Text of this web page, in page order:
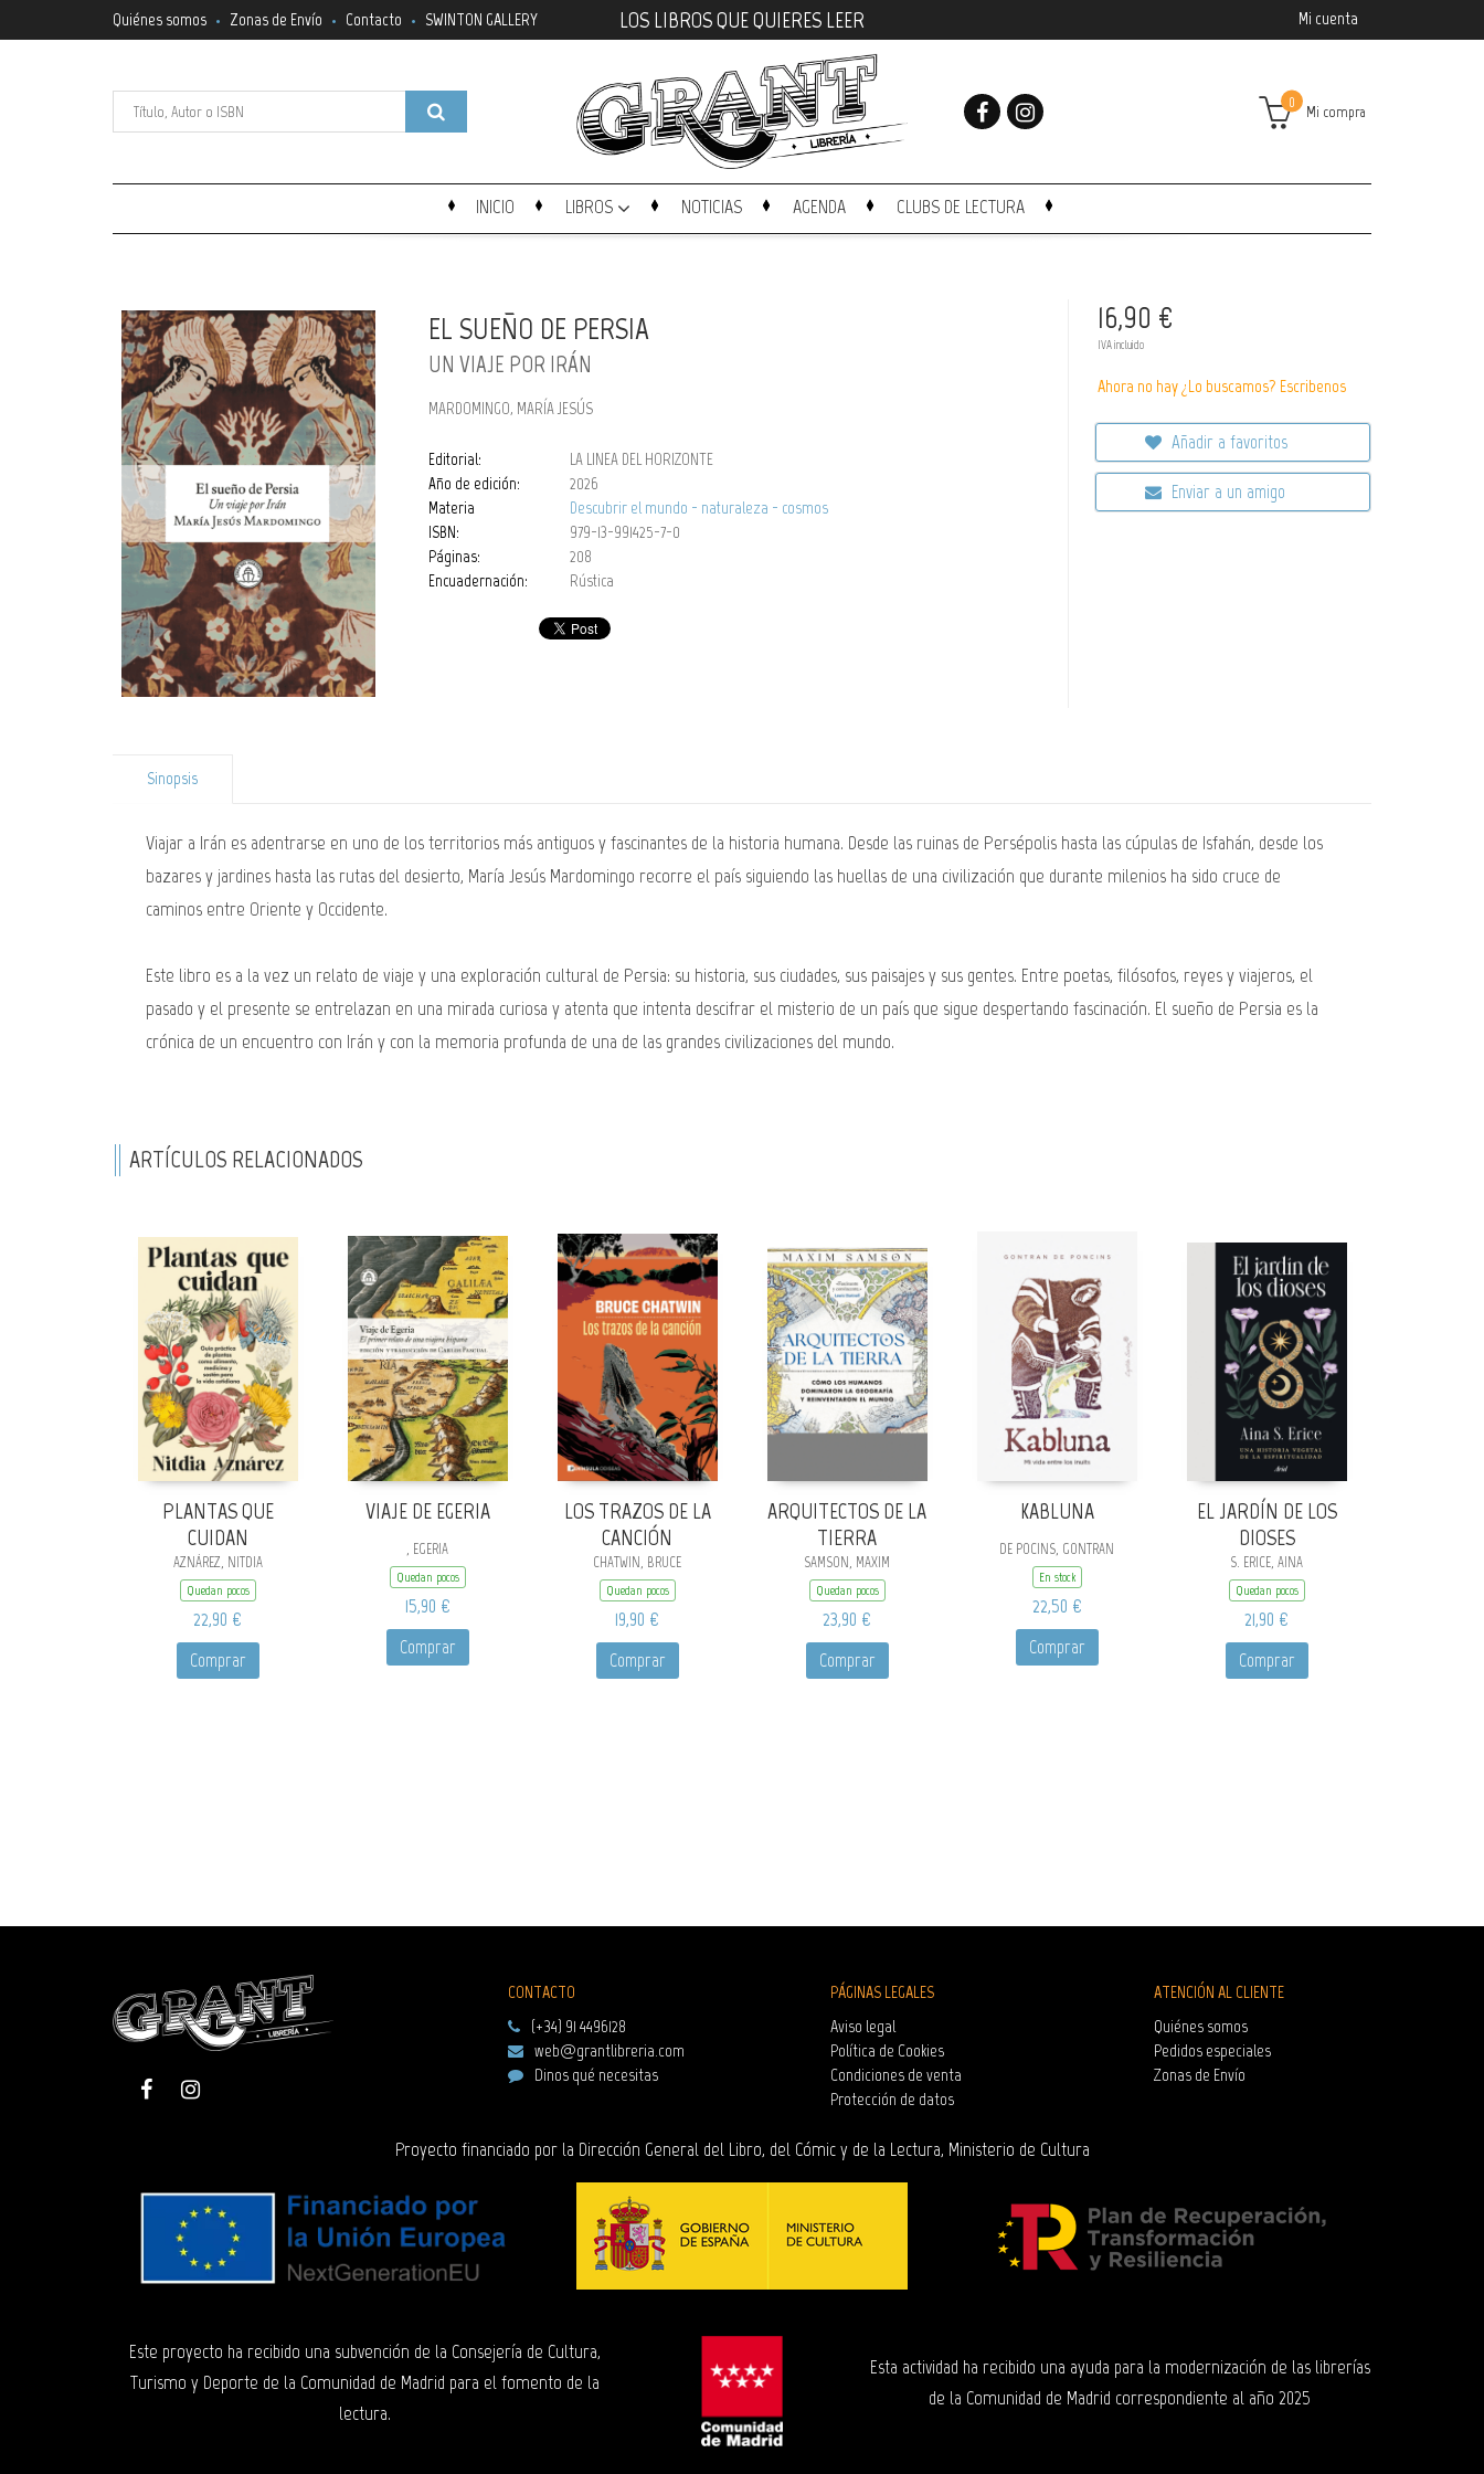
Mi cuenta
Quiénes somos Zonas de Envío Contacto SWINTON GALLERY LOS LIBROS QUE QUIERES LEER
Mi compra
0
INICIO LIBROS NOTICIAS AGENDA CLUBS DE LECTURA
EL SUEÑO DE PERSIA
UN VIAJE POR IRÁN
MARDOMINGO, MARÍA JESÚS
Editorial:
LA LINEA DEL HORIZONTE
Año de edición:
2026
Materia
Descubrir el mundo - naturaleza - cosmos
ISBN:
979-13-991425-7-0
Páginas:
208
Encuadernación:
Rústica
16,90 €
IVA incluido
Ahora no hay ¿Lo buscamos? Escribenos
Añadir a favoritos
Enviar a un amigo
Sinopsis
Viajar a Irán es adentrarse en uno de los territorios más antiguos y fascinantes de la historia humana. Desde las ruinas de Persépolis hasta las cúpulas de Isfahán, desde los
bazares y jardines hasta las rutas del desierto, María Jesús Mardomingo recorre el país siguiendo las huellas de una civilización que durante milenios ha sido cruce de
caminos entre Oriente y Occidente.
Este libro es a la vez un relato de viaje y una exploración cultural de Persia: su historia, sus ciudades, sus paisajes y sus gentes. Entre poetas, filósofos, reyes y viajeros, el
pasado y el presente se entrelazan en una mirada curiosa y atenta que intenta descifrar el misterio de un país que sigue despertando fascinación. El sueño de Persia es la
crónica de un encuentro con Irán y con la memoria profunda de una de las grandes civilizaciones del mundo.
ARTÍCULOS RELACIONADOS
PLANTAS QUE
CUIDAN
AZNÁREZ, NITDIA
Quedan pocos
22,90 €
Comprar
VIAJE DE EGERIA
, EGERIA
Quedan pocos
15,90 €
Comprar
LOS TRAZOS DE LA
CANCIÓN
CHATWIN, BRUCE
Quedan pocos
19,90 €
Comprar
ARQUITECTOS DE LA
TIERRA
SAMSON, MAXIM
Quedan pocos
23,90 €
Comprar
KABLUNA
DE POCINS, GONTRAN
En stock
22,50 €
Comprar
EL JARDÍN DE LOS
DIOSES
S. ERICE, AINA
Quedan pocos
21,90 €
Comprar
CONTACTO
(+34) 91 4496128
web@grantlibreria.com
Dinos qué necesitas
PÁGINAS LEGALES
Aviso legal
Política de Cookies
Condiciones de venta
Protección de datos
ATENCIÓN AL CLIENTE
Quiénes somos
Pedidos especiales
Zonas de Envío
Proyecto financiado por la Dirección General del Libro, del Cómic y de la Lectura, Ministerio de Cultura
Este proyecto ha recibido una subvención de la Consejería de Cultura,
Turismo y Deporte de la Comunidad de Madrid para el fomento de la
lectura.
Esta actividad ha recibido una ayuda para la modernización de las librerías
de la Comunidad de Madrid correspondiente al año 2025